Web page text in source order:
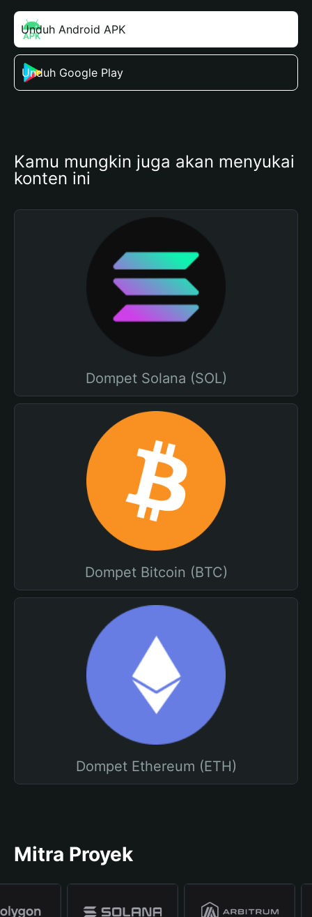
Unduh Android APK
Unduh Google Play
Kamu mungkin juga akan menyukai
konten ini
Dompet Solana (SOL)
Dompet Bitcoin (BTC)
Dompet Ethereum (ETH)
Mitra Proyek